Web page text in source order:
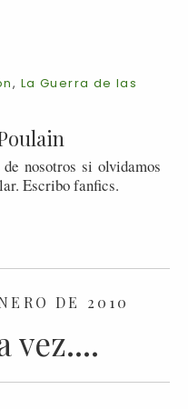
, La Guerra de las
de nosotros si olvidamos
Escribo fanfics.
DE 2010
vez....